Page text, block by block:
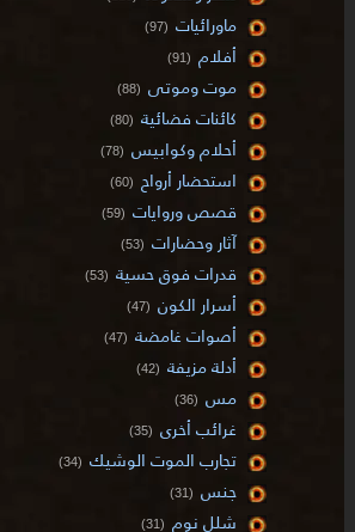
ماورائيات (97)
أفلام (91)
موت وموتى (88)
كائنات فضائية (80)
أحلام وكوابيس (78)
استحضار أرواح (60)
قصص وروايات (59)
آثار وحضارات (53)
قدرات فوق حسية (53)
أسرار الكون (47)
أصوات غامضة (47)
أدلة مزيفة (42)
مس (36)
غرائب أخرى (35)
تجارب الموت الوشيك (34)
جنس (31)
شلل نوم (31)